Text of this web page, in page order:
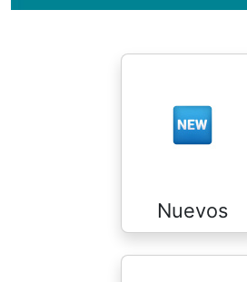
Nuevos